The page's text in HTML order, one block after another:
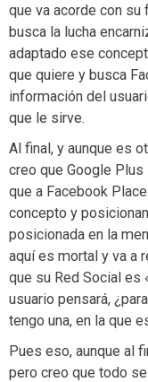
que va acorde con
busca la lucha
adaptado ese
que quiere y busca
información del
que le sirve.
Al final, y aunque es
creo que Google
que a Facebook
concepto y
posicionada en la
aquí es mortal y va a
que su Red Social es
usuario pensará,
tengo una, en la que
Pues eso, aunque al
pero creo que todo